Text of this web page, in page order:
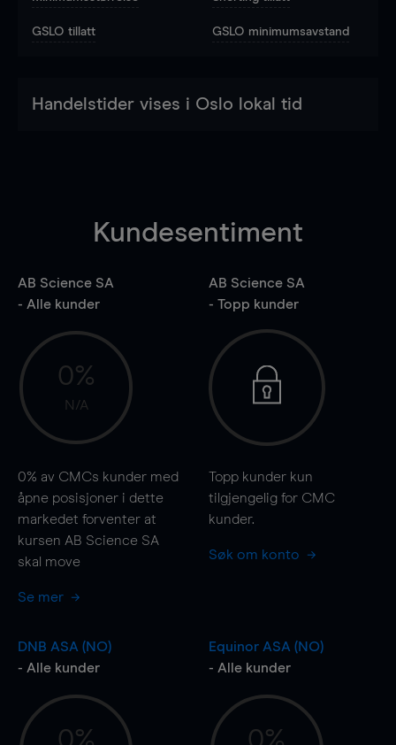
GSLO tillatt GSLO minimumsavstand
Handelstider vises i Oslo lokal tid
Kundesentiment
AB Science SA
- Alle kunder
0%
N/A
0% av CMCs kunder med
åpne posisjoner i dette
markedet forventer at
kursen AB Science SA
skal move
Se mer
AB Science SA
- Topp kunder
Topp kunder kun
tilgjengelig for CMC
kunder.
Søk om konto
DNB ASA (NO)
- Alle kunder
Equinor ASA (NO)
- Alle kunder